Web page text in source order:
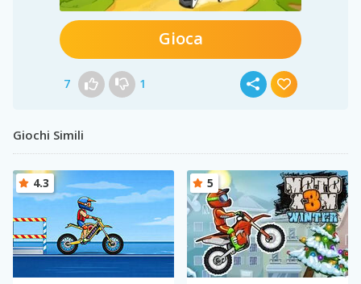
Gioca
7 1
Giochi Simili
4.3 5